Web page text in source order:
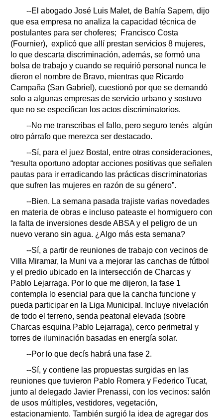
--El abogado José Luis Malet, de Bahía Sapem, dijo
que esa empresa no analiza la capacidad técnica de
postulantes para ser choferes; Francisco Costa
(Fournier), explicó que allí prestan servicios 8 mujeres,
lo que descarta discriminación, además, se formó una
bolsa de trabajo y cuando se requirió personal nunca le
dieron el nombre de Bravo, mientras que Ricardo
Campaña (San Gabriel), cuestionó por que se demandó
solo a algunas empresas de servicio urbano y sostuvo
que no se especifican los actos discriminatorios.
--No me transcribas el fallo, pero seguro tenés algún
otro párrafo que merezca ser destacado.
--Sí, para el juez Bostal, entre otras consideraciones,
“resulta oportuno adoptar acciones positivas que señalen
pautas para ir erradicando las prácticas discriminatorias
que sufren las mujeres en razón de su género”.
--Bien. La semana pasada trajiste varias novedades
en materia de obras e incluso pateaste el hormiguero con
la falta de inversiones desde ABSA y el peligro de un
nuevo verano sin agua. ¿Algo más esta semana?
--Sí, a partir de reuniones de trabajo con vecinos de
Villa Miramar, la Muni va a mejorar las canchas de fútbol
y el predio ubicado en la intersección de Charcas y
Pablo Lejarraga. Por lo que me dijeron, la fase 1
contempla lo esencial para que la cancha funcione y
pueda participar en la Liga Municipal. Incluye nivelación
de todo el terreno, senda peatonal elevada (sobre
Charcas esquina Pablo Lejarraga), cerco perimetral y
torres de iluminación basadas en energía solar.
--Por lo que decís habrá una fase 2.
--Sí, y contiene las propuestas surgidas en las
reuniones que tuvieron Pablo Romera y Federico Tucat,
junto al delegado Javier Prenassi, con los vecinos: salón
de usos múltiples, vestidores, vegetación,
estacionamiento. También surgió la idea de agregar dos